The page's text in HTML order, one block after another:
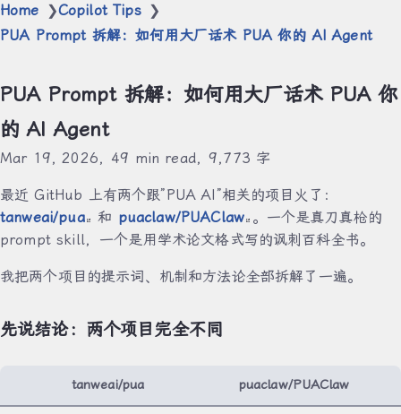
Home ❯Copilot Tips ❯
PUA Prompt 拆解：如何用大厂话术 PUA 你的 AI Agent
PUA Prompt 拆解：如何用大厂话术 PUA 你
的 AI Agent
Mar 19, 2026 49 min read 9,773 字
最近 GitHub 上有两个跟”PUA AI”相关的项目火了：
tanweai/pua
和 puaclaw/PUAClaw 。一个是真刀真枪的
prompt skill，一个是用学术论文格式写的讽刺百科全书。
我把两个项目的提示词、机制和方法论全部拆解了一遍。
先说结论：两个项目完全不同
tanweai/pua puaclaw/PUAClaw